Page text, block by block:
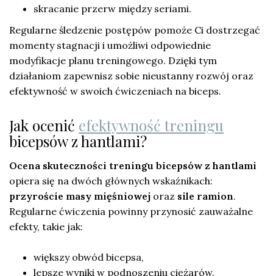
skracanie przerw między seriami.
Regularne śledzenie postępów pomoże Ci dostrzegać
momenty stagnacji i umożliwi odpowiednie
modyfikacje planu treningowego. Dzięki tym
działaniom zapewnisz sobie nieustanny rozwój oraz
efektywność w swoich ćwiczeniach na biceps.
Jak ocenić efektywność treningu
bicepsów z hantlami?
Ocena skuteczności treningu bicepsów z hantlami
opiera się na dwóch głównych wskaźnikach:
przyroście masy mięśniowej oraz sile ramion.
Regularne ćwiczenia powinny przynosić zauważalne
efekty, takie jak:
większy obwód bicepsa,
lepsze wyniki w podnoszeniu ciężarów.